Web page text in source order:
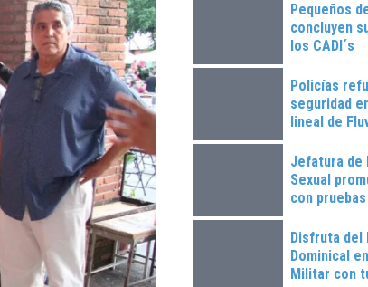
Pequeños
concluyen
los CADI´s
Policías
seguridad
lineal de
Jefatura de
Sexual
con
Disfruta del
Dominical
Militar con